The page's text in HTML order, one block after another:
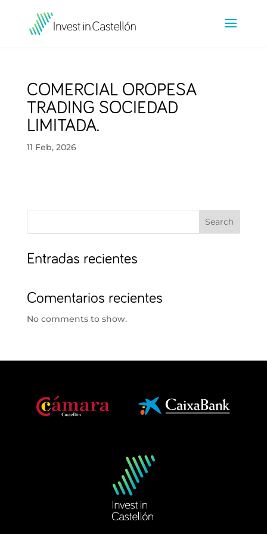
COMERCIAL OROPESA
TRADING SOCIEDAD
LIMITADA.
11 Feb, 2026
Search
Entradas recientes
Comentarios recientes
No comments to show.